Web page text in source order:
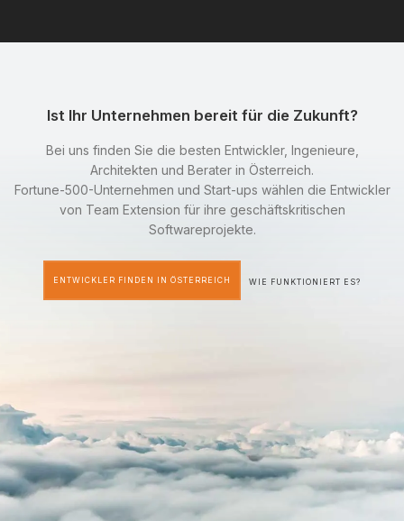
Ist Ihr Unternehmen bereit für die Zukunft?
Bei uns finden Sie die besten Entwickler, Ingenieure,
Architekten und Berater in Österreich.
Fortune-500-Unternehmen und Start-ups wählen die Entwickler
von Team Extension für ihre geschäftskritischen
Softwareprojekte.
ENTWICKLER FINDEN IN ÖSTERREICH WIE FUNKTIONIERT ES?